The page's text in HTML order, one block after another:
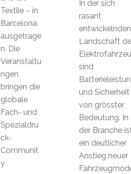
In der sich
rasant
entwickelnden
Landschaft
sind
und Sicherheit
von grösster
Bedeutung. In
der Branche
ein deutlicher
Anstieg neuer
Textile – in
Barcelona
ausgetrage
n. Die
Veranstaltu
ngen
bringen die
globale
Fach- und
Spezialdru
ck-
Communit
y